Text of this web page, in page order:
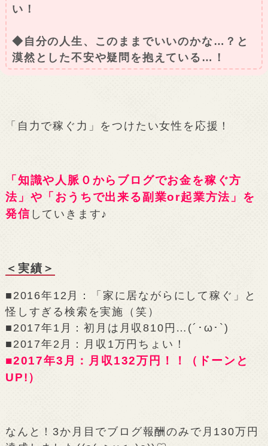
い！
◆自分の人生、このままでいいのかな…？と
漠然とした不安や疑問を抱えている…！
「自力で稼ぐ力」をつけたい女性を応援！
「知識や人脈０からブログでお金を稼ぐ方
法」や「おうちで出来る副業or起業方法」を
発信 していきます♪
＜実績＞
■2016年12月：「家に居ながらにして稼ぐ」と
怪しすぎる検索を実施（笑）
■2017年1月：初月は月収810円…(´･ω･`)
■2017年2月：月収1万円ちょい！
■2017年3月：月収132万円！！（ドーンと
UP!）
なんと！3か月目でブログ報酬のみで月130万円